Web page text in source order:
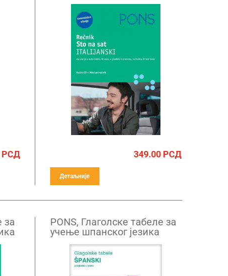
349.00РСД
Детаљније
за
PONS, Глаголске табеле за
учење шпанског језика